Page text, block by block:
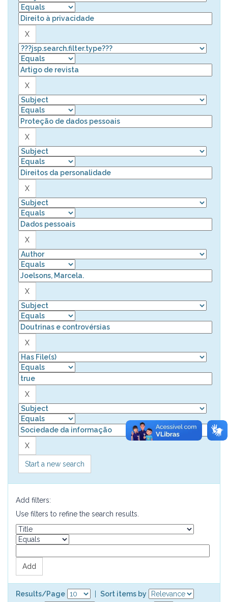
Start a new search
Add filters:
Use filters to refine the search results.
Results/Page
Sort items by